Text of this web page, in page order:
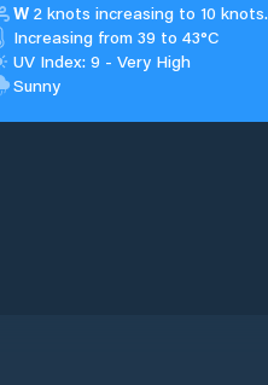
W 2 knots increasing to 10 knots.
Increasing from 39 to 43°C
UV Index: 9 - Very High
Sunny